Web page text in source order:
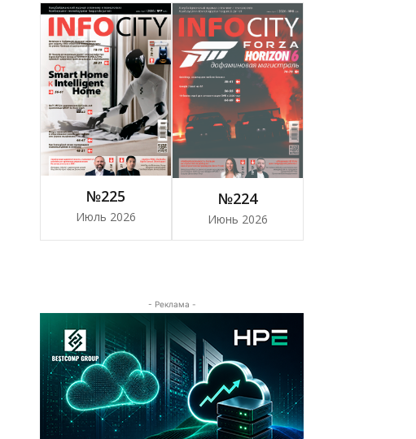
№225
Июль 2026
№224
Июнь 2026
- Реклама -